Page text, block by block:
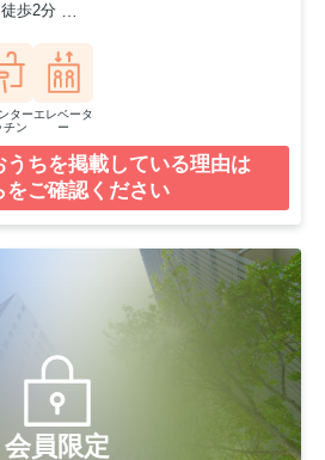
歩2分
ター
チン
エレベータ
ー
うちを掲載している理由は
をご確認ください
会員限定